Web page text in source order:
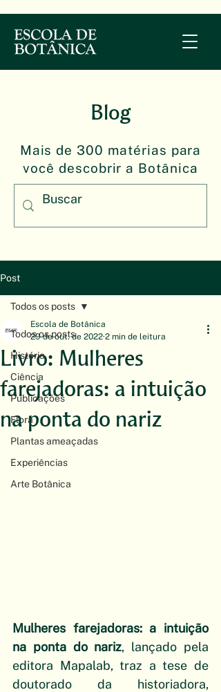
Blog
Mais de 300 matérias para
você descobrir a Botânica
Post
Todos os posts
História
Ciência
Publicações
Flora
Plantas ameaçadas
Experiências
Arte Botânica
Todos os posts
Livro: Mulheres
farejadoras: a intuição
na ponta do nariz
Escola de Botânica
29 de out. de 2022 2 min de leitura
Mulheres farejadoras: a intuição
na ponta do nariz, lançado pela
editora Mapalab, traz a tese de